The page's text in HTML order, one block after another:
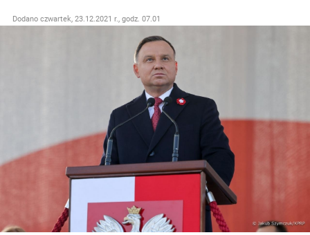
Dodano czwartek, 23.12.2021 r., godz. 07.01